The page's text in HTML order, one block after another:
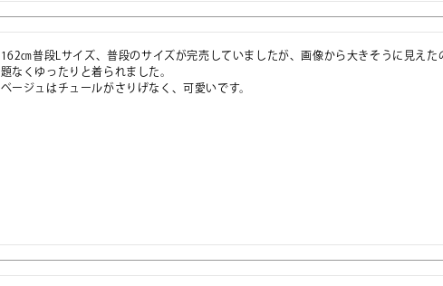
162㎝普段Lサイズ、普段のサイズが完売していましたが、画像から大きそうに見えた
題なくゆったりと着られました。
ベージュはチュールがさりげなく、可愛いです。